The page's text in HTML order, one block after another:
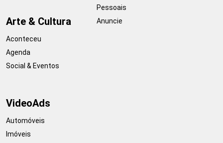
Arte & Cultura
Aconteceu
Agenda
Social & Eventos
Pessoais
Anuncie
VideoAds
Automóveis
Imóveis